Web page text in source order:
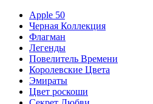
Apple 50
Черная Коллекция
Флагман
Легенды
Повелитель Времени
Королевские Цвета
Эмираты
Цвет роскоши